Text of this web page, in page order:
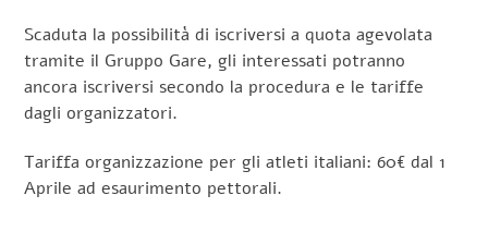
Scaduta la possibilità di iscriversi a quota agevolata
tramite il Gruppo Gare, gli interessati potranno
ancora iscriversi secondo la procedura e le tariffe
dagli organizzatori.
Tariffa organizzazione per gli atleti italiani: 60€ dal 1
Aprile ad esaurimento pettorali.